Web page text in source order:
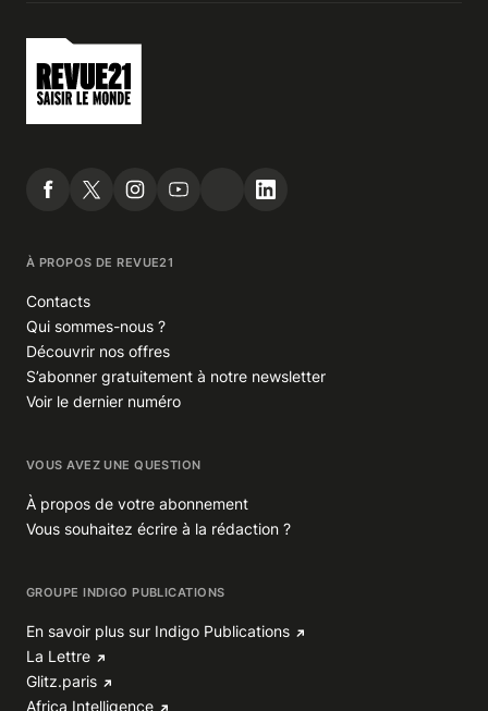
À PROPOS DE REVUE21
Contacts
Qui sommes-nous ?
Découvrir nos offres
S’abonner gratuitement à notre newsletter
Voir le dernier numéro
VOUS AVEZ UNE QUESTION
À propos de votre abonnement
Vous souhaitez écrire à la rédaction ?
GROUPE INDIGO PUBLICATIONS
En savoir plus sur Indigo Publications
La Lettre
Glitz.paris
Africa Intelligence